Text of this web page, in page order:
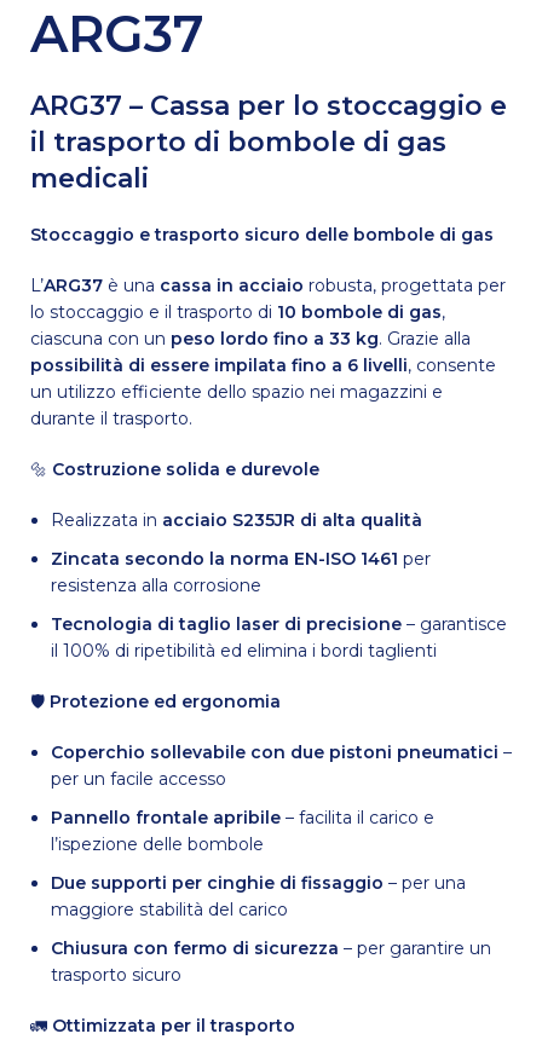
ARG37
ARG37 – Cassa per lo stoccaggio e
il trasporto di bombole di gas
medicali
Stoccaggio e trasporto sicuro delle bombole di gas
L’ARG37 è una cassa in acciaio robusta, progettata per
lo stoccaggio e il trasporto di 10 bombole di gas,
ciascuna con un peso lordo fino a 33 kg. Grazie alla
possibilità di essere impilata fino a 6 livelli, consente
un utilizzo efficiente dello spazio nei magazzini e
durante il trasporto.
🔩 Costruzione solida e durevole
Realizzata in acciaio S235JR di alta qualità
Zincata secondo la norma EN-ISO 1461 per
resistenza alla corrosione
Tecnologia di taglio laser di precisione – garantisce
il 100% di ripetibilità ed elimina i bordi taglienti
🛡 Protezione ed ergonomia
Coperchio sollevabile con due pistoni pneumatici –
per un facile accesso
Pannello frontale apribile – facilita il carico e
l’ispezione delle bombole
Due supporti per cinghie di fissaggio – per una
maggiore stabilità del carico
Chiusura con fermo di sicurezza – per garantire un
trasporto sicuro
🚛 Ottimizzata per il trasporto